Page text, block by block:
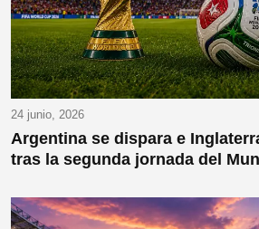
24 junio, 2026
Argentina se dispara e
tras la segunda jornada del